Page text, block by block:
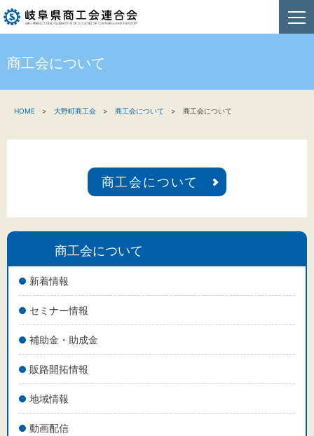
新着情報
関係機関の方へ
商工会連合会について
お問い合わせ
背景色
商工会について
商工会について
新着情報
セミナー情報
補助金・助成金
販路開拓情報
地域情報
動画配信
HOME 大野町商工会 商工会について 商工会について
商工会について